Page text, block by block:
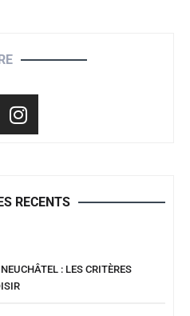
RECENTS
: LES CRITÈRES